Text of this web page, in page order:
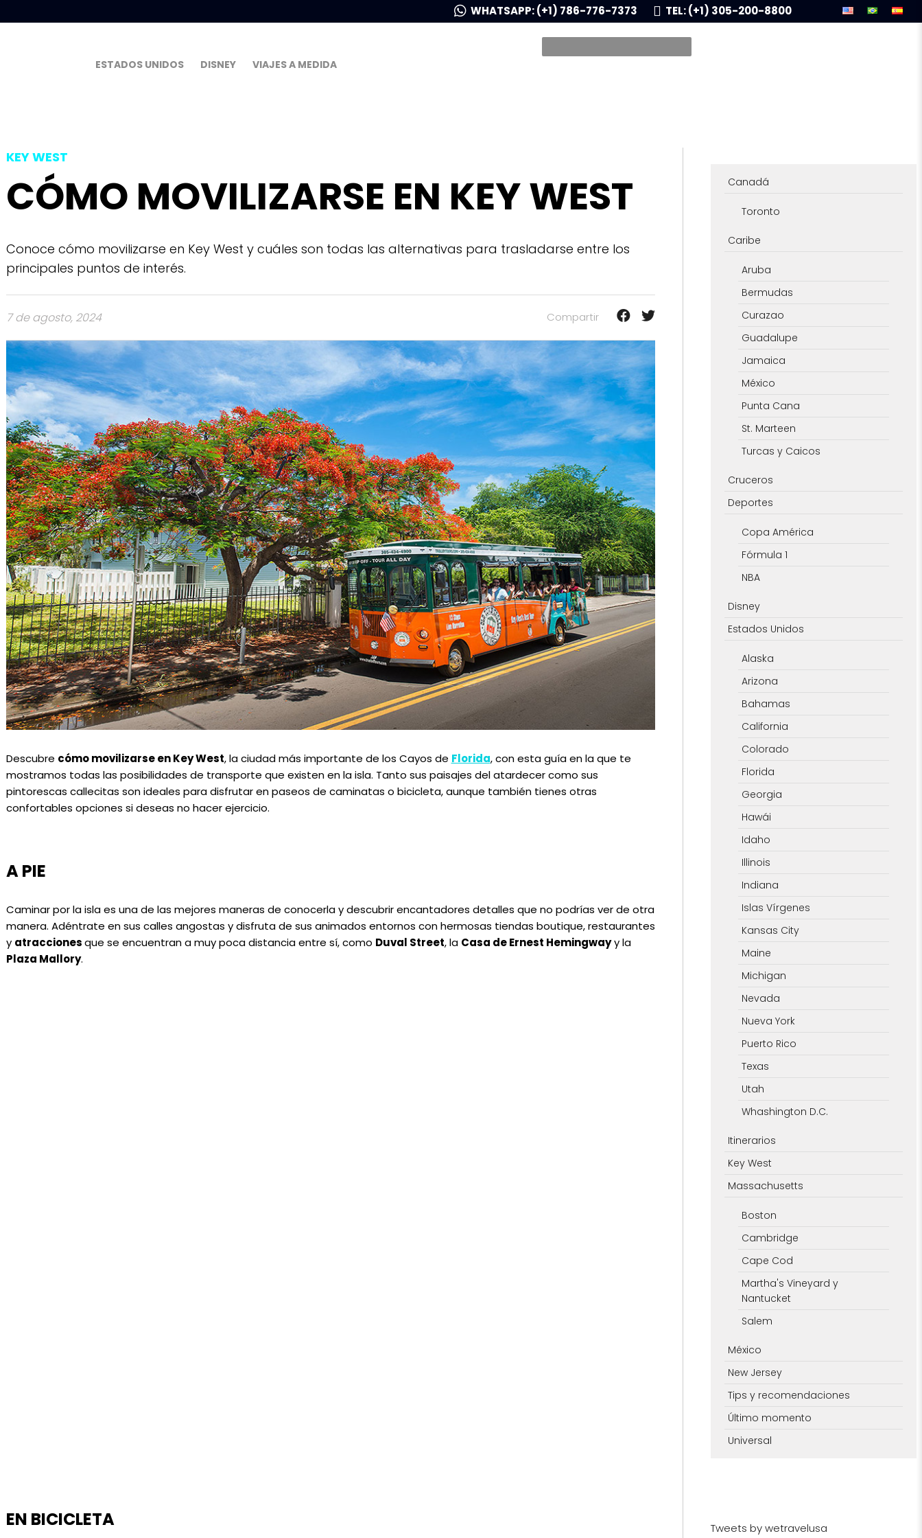
WHATSAPP: (+1) 786-776-7373 TEL: (+1) 305-200-8800
ESTADOS UNIDOS DISNEY VIAJES A MEDIDA
KEY WEST
CÓMO MOVILIZARSE EN KEY WEST
Conoce cómo movilizarse en Key West y cuáles son todas las alternativas para trasladarse entre los
principales puntos de interés.
7 de agosto, 2024 Compartir
Descubre cómo movilizarse en Key West, la ciudad más importante de los Cayos de Florida, con esta guía en la que te
mostramos todas las posibilidades de transporte que existen en la isla. Tanto sus paisajes del atardecer como sus
pintorescas callecitas son ideales para disfrutar en paseos de caminatas o bicicleta, aunque también tienes otras
confortables opciones si deseas no hacer ejercicio.
A PIE
Caminar por la isla es una de las mejores maneras de conocerla y descubrir encantadores detalles que no podrías ver de otra
manera. Adéntrate en sus calles angostas y disfruta de sus animados entornos con hermosas tiendas boutique, restaurantes
y atraccionesque se encuentran a muy poca distancia entre sí, como Duval Street, la Casa de Ernest Hemingwayy la
Plaza Mallory.
EN BICICLETA
Canadá
Toronto
Caribe
Aruba
Bermudas
Curazao
Guadalupe
Jamaica
México
Punta Cana
St. Marteen
Turcas y Caicos
Cruceros
Deportes
Copa América
Fórmula 1
NBA
Disney
Estados Unidos
Alaska
Arizona
Bahamas
California
Colorado
Florida
Georgia
Hawái
Idaho
Illinois
Indiana
Islas Vírgenes
Kansas City
Maine
Michigan
Nevada
Nueva York
Puerto Rico
Texas
Utah
Whashington D.C.
Itinerarios
Key West
Massachusetts
Boston
Cambridge
Cape Cod
Martha's Vineyard y
Nantucket
Salem
México
New Jersey
Tips y recomendaciones
Último momento
Universal
Tweets by wetravelusa